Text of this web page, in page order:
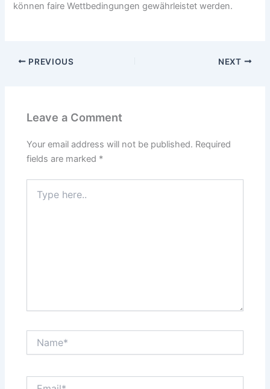
können faire Wettbedingungen gewährleistet werden.
PREVIOUS NEXT
Leave a Comment
Your email address will not be published. Required
fields are marked *
here..